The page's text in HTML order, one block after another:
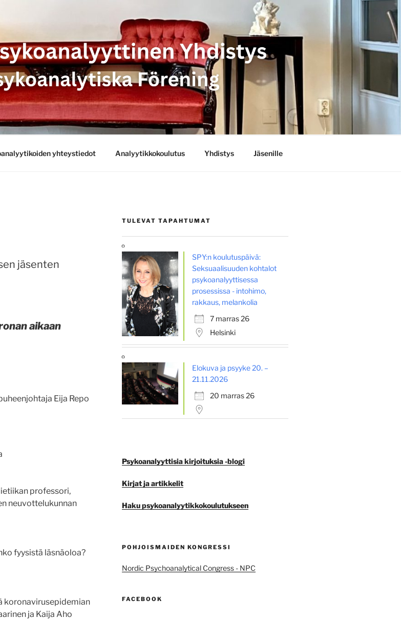
YHDISTYS
FÖRENING
yhteystiedot Analyytikkokoulutus Yhdistys Jäsenille
jäsenten
aikaan
Eija Repo
professori,
neuvottelukunnan
fyysistä läsnäoloa?
koronavirusepidemian
ja Kaija Aho
TULEVAT TAPAHTUMAT
SPY:n koulutuspäivä:
Seksuaalisuuden kohtalot
psykoanalyyttisessa
prosessissa - intohimo,
rakkaus, melankolia
7 marras 26
Helsinki
Elokuva ja psyyke 20. –
21.11.2026
20 marras 26
Psykoanalyyttisia kirjoituksia -blogi
Kirjat ja artikkelit
Haku psykoanalyytikkokoulutukseen
POHJOISMAIDEN KONGRESSI
Nordic Psychoanalytical Congress - NPC
FACEBOOK